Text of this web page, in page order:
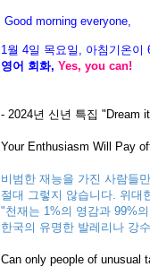
Good morning everyone,
1월 4일 목 요 일, 아침기온이
영어 회화, Yes, you can!
- 2024년 신년 특집 "Dream
Your Enthusiasm Will Pay
비범한 재능을 가진 사람들
절대 그렇지 않습니다. 위대
"천재는 1%의 영감과 99%
한국의 유명한 발레리나 강
Can only people of unusual